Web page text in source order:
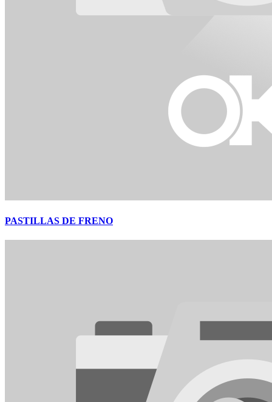
PASTILLAS DE FRENO